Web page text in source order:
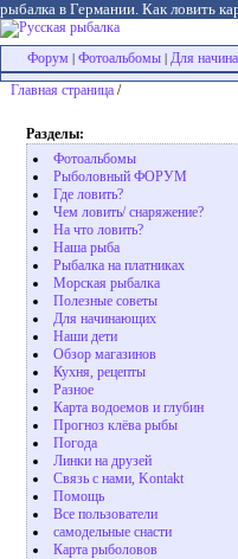
рыбалка в Германии. Как ловить
Форум Фотоальбомы Для
Главная страница /
Разделы:
Фотоальбомы
Рыболовный ФОРУМ
Где ловить?
Чем ловить/ снаряжение?
На что ловить?
Наша рыба
Рыбалка на платниках
Морская рыбалка
Полезные советы
Для начинающих
Наши дети
Обзор магазинов
Кухня, рецепты
Разное
Карта водоемов и глубин
Прогноз клёва рыбы
Погода
Линки на друзей
Связь с нами, Kontakt
Помощь
Все пользователи
самодельные снасти
Карта рыболовов